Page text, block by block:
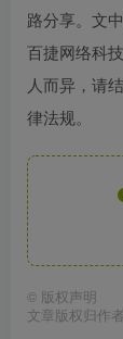
路分享。文
百捷网络科
人而异，请
律法规。
© 版权声明
文章版权归作